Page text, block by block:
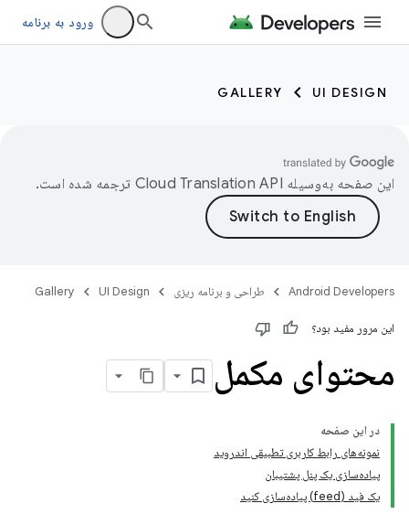
ورود به برنامه
UI DESIGN
GALLERY
این صفحه به‌وسیله ترجمه شده است.
Android Developers طراحی و برنامه ریزی UI Design
Gallery
این مرور مفید بود؟
محتوای مکمل
در این صفحه
نمونه‌های رابط کاربری تطبیقی ​​اندروید
پیاده‌سازی یک پنل پشتیبان
یک فید (feed) پیاده‌سازی کنید